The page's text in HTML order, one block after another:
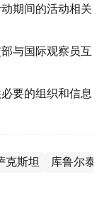
期间的活动相关
与国际观察员互
要的组织和信息
克斯坦 库鲁尔泰